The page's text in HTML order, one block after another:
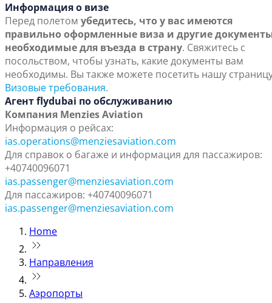
Информация о визе
Перед полетом убедитесь, что у вас имеются
правильно оформленные виза и другие
необходимые для въезда в страну. Свяжитесь с
посольством, чтобы узнать, какие документы вам
необходимы. Вы также можете посетить нашу
Визовые требования.
Агент flydubai по обслуживанию
Компания Menzies Aviation
Информация о рейсах:
ias.operations@menziesaviation.com
Для справок о багаже и информация для пассажиров:
+40740096071
ias.passenger@menziesaviation.com
Для пассажиров: +40740096071
ias.passenger@menziesaviation.com
Home
Направления
Аэропорты